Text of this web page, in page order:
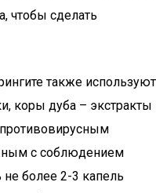
чтобы сделать
также используют
коры дуба – экстракты
с соблюдением
не более 2-3 капель